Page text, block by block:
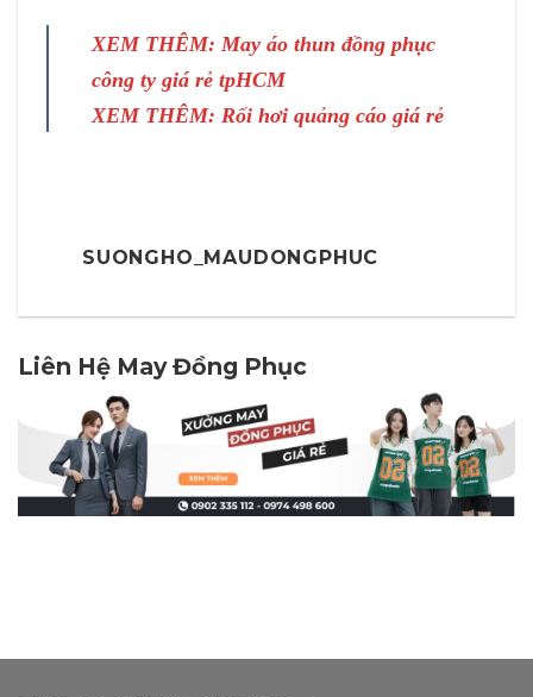
XEM THÊM: May áo thun đồng phục
công ty giá rẻ tpHCM
XEM THÊM: Rối hơi quảng cáo giá rẻ
SUONGHO_MAUDONGPHUC
Liên Hệ May Đồng Phục